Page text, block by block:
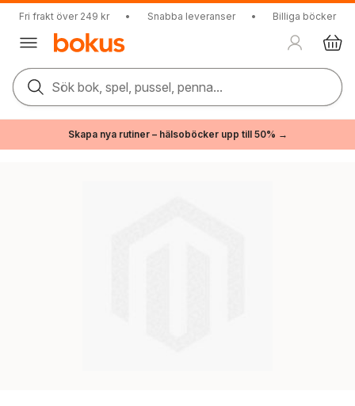
Fri frakt över 249 kr • Snabba leveranser • Billiga böcker
Sök bok, spel, pussel, penna...
Skapa nya rutiner – hälsoböcker upp till 50% →